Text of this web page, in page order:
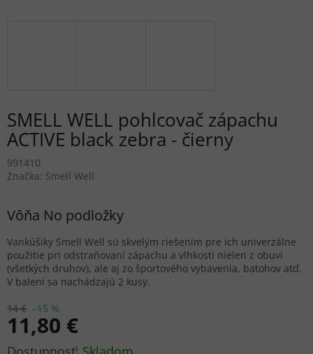
SMELL WELL pohlcovač zápachu
ACTIVE black zebra - čierny
991410
Značka: Smell Well
14 € –15 %
11,80 €
Jednotková
Vôňa No podložky
Vankúšiky Smell Well sú skvelým riešením pre ich univerzálne
použitie pri odstraňovaní zápachu a vlhkosti nielen z obuvi
(všetkých druhov), ale aj zo športového vybavenia, batohov atď.
V balení sa nachádzajú 2 kusy.